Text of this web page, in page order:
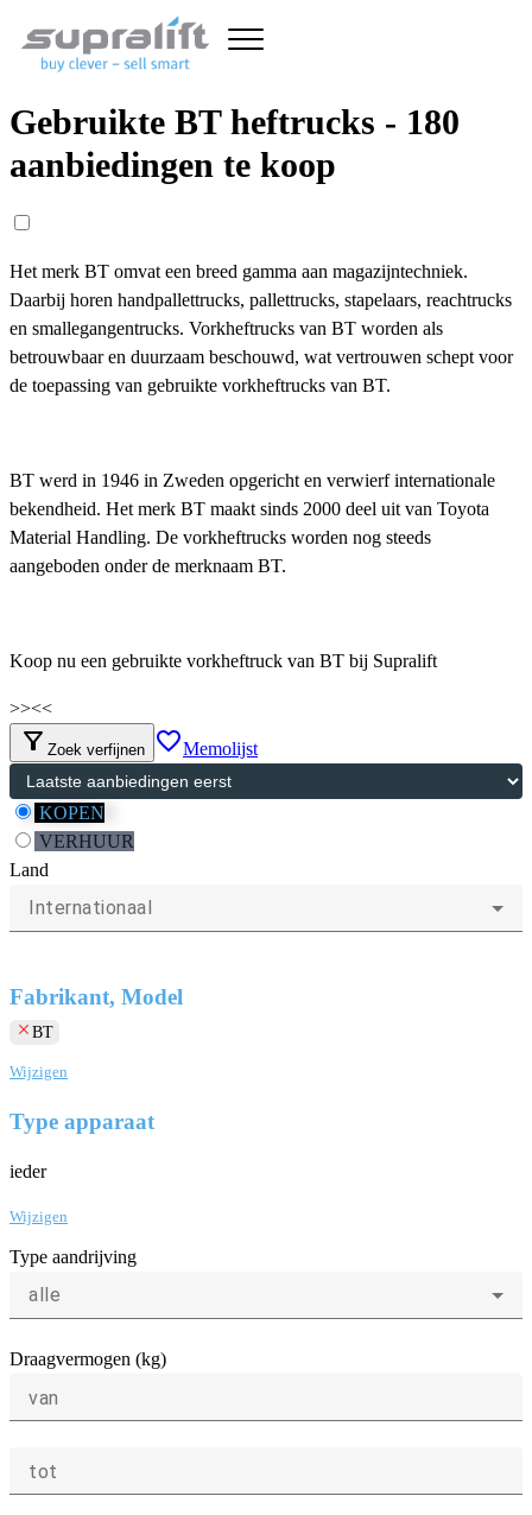
Gebruikte BT heftrucks - 180
aanbiedingen te koop
Het merk BT omvat een breed gamma aan magazijntechniek.
Daarbij horen handpallettrucks, pallettrucks, stapelaars, reachtrucks
en smallegangentrucks. Vorkheftrucks van BT worden als
betrouwbaar en duurzaam beschouwd, wat vertrouwen schept voor
de toepassing van gebruikte vorkheftrucks van BT.
BT werd in 1946 in Zweden opgericht en verwierf internationale
bekendheid. Het merk BT maakt sinds 2000 deel uit van Toyota
Material Handling. De vorkheftrucks worden nog steeds
aangeboden onder de merknaam BT.
Koop nu een gebruikte vorkheftruck van BT bij Supralift
>><<
filter_alt Zoek verfijnen favorite_borderMemolijst
KOPEN
VERHUUR
Land
Internationaal
Fabrikant, Model
clear BT
Wijzigen
Type apparaat
ieder
Wijzigen
Type aandrijving
alle
Draagvermogen (kg)
van
tot